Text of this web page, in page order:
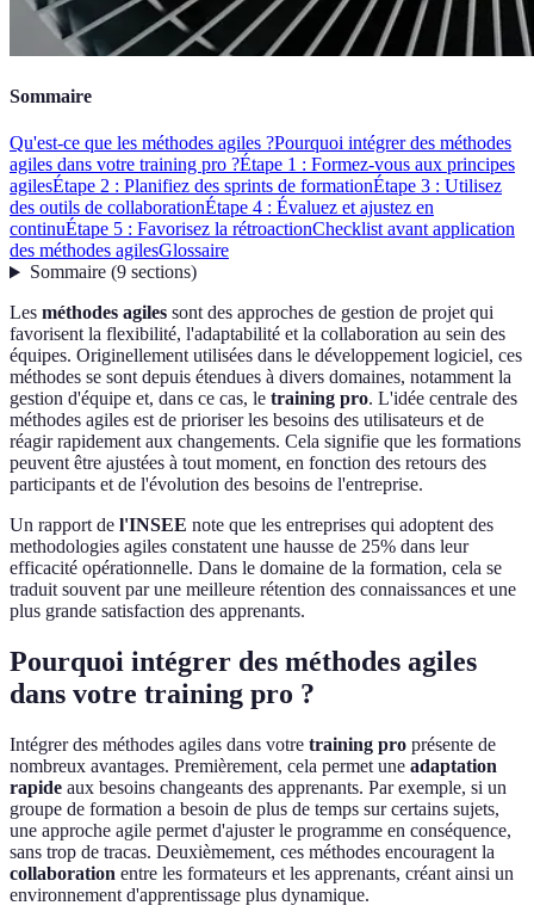
Sommaire
Qu'est-ce que les méthodes agiles ?Pourquoi intégrer des méthodes
agiles dans votre training pro ?Étape 1 : Formez-vous aux principes
agilesÉtape 2 : Planifiez des sprints de formationÉtape 3 : Utilisez
des outils de collaborationÉtape 4 : Évaluez et ajustez en
continuÉtape 5 : Favorisez la rétroactionChecklist avant application
des méthodes agilesGlossaire
Sommaire(9 sections)
Les méthodes agiles sont des approches de gestion de projet qui
favorisent la flexibilité, l'adaptabilité et la collaboration au sein des
équipes. Originellement utilisées dans le développement logiciel, ces
méthodes se sont depuis étendues à divers domaines, notamment la
gestion d'équipe et, dans ce cas, le training pro. L'idée centrale des
méthodes agiles est de prioriser les besoins des utilisateurs et de
réagir rapidement aux changements. Cela signifie que les formations
peuvent être ajustées à tout moment, en fonction des retours des
participants et de l'évolution des besoins de l'entreprise.
Un rapport de l'INSEE note que les entreprises qui adoptent des
methodologies agiles constatent une hausse de 25% dans leur
efficacité opérationnelle. Dans le domaine de la formation, cela se
traduit souvent par une meilleure rétention des connaissances et une
plus grande satisfaction des apprenants.
Pourquoi intégrer des méthodes agiles
dans votre training pro ?
Intégrer des méthodes agiles dans votre training pro présente de
nombreux avantages. Premièrement, cela permet une adaptation
rapide aux besoins changeants des apprenants. Par exemple, si un
groupe de formation a besoin de plus de temps sur certains sujets,
une approche agile permet d'ajuster le programme en conséquence,
sans trop de tracas. Deuxièmement, ces méthodes encouragent la
collaboration entre les formateurs et les apprenants, créant ainsi un
environnement d'apprentissage plus dynamique.